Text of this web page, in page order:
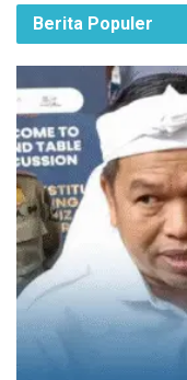
Berita Populer